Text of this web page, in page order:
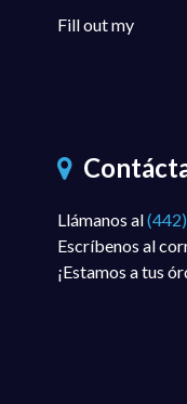
Fill out my
Llámanos al
Escríbenos al
¡Estamos a tus